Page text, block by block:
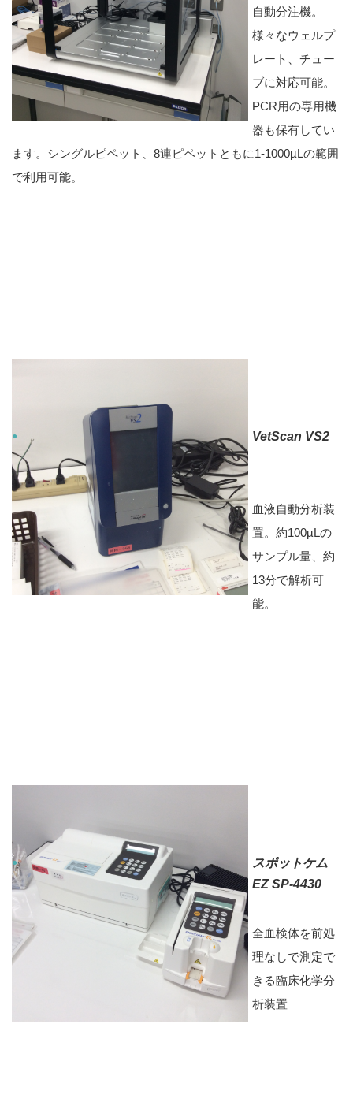
自動分注機。
様々なウェルプ
レート、チュー
ブに対応可能。
PCR用の専用機
器も保有してい
ます。シングルピペット、8連ピペットともに1-1000µLの範囲
で利用可能。
VetScan VS2
血液自動分析装
置。約100µLの
サンプル量、約
13分で解析可
能。
スポットケム
EZ SP-4430
全血検体を前処
理なしで測定で
きる臨床化学分
析装置